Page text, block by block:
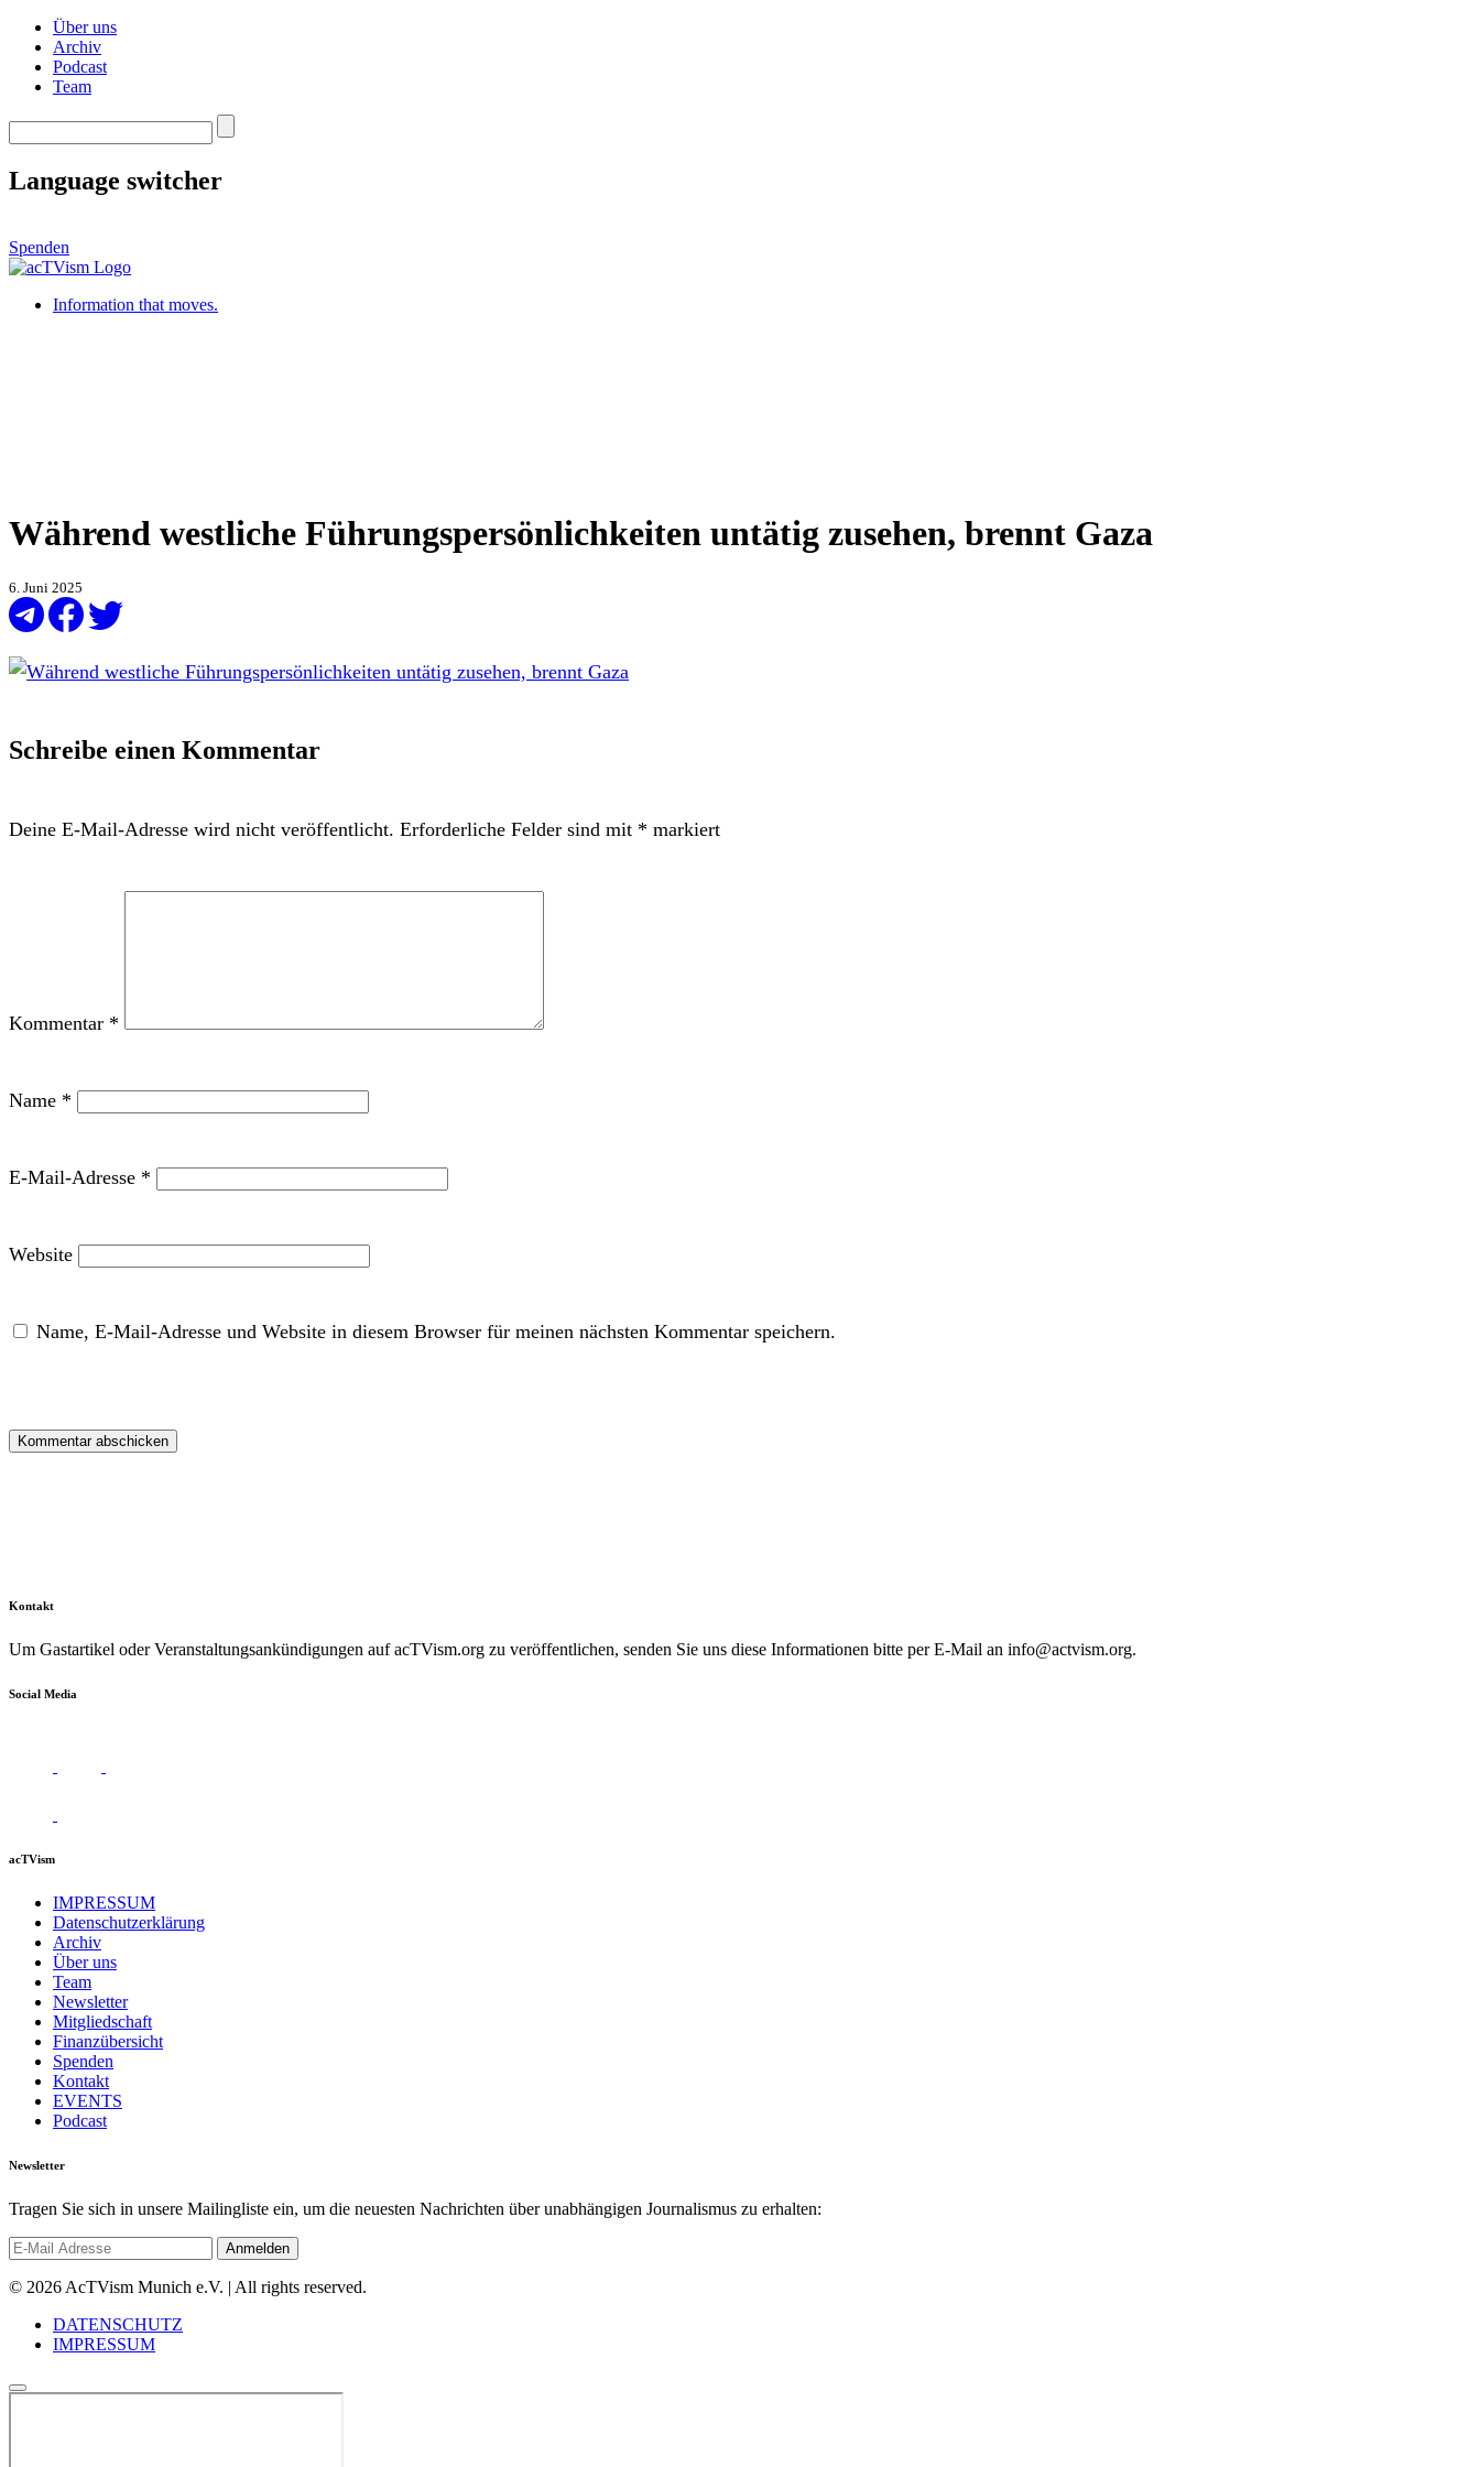
Über uns
Archiv
Podcast
Team
Language switcher
Spenden
Information that moves.
Während westliche Führungspersönlichkeiten untätig zusehen, brennt Gaza
6. Juni 2025
Schreibe einen Kommentar
Deine E-Mail-Adresse wird nicht veröffentlicht. Erforderliche Felder sind mit * markiert
Kommentar *
Name *
E-Mail-Adresse *
Website
Name, E-Mail-Adresse und Website in diesem Browser für meinen nächsten Kommentar speichern.
Kontakt
Um Gastartikel oder Veranstaltungsankündigungen auf acTVism.org zu veröffentlichen, senden Sie uns diese Informationen bitte per E-Mail an info@actvism.org.
Social Media
acTVism
IMPRESSUM
Datenschutzerklärung
Archiv
Über uns
Team
Newsletter
Mitgliedschaft
Finanzübersicht
Spenden
Kontakt
EVENTS
Podcast
Newsletter
Tragen Sie sich in unsere Mailingliste ein, um die neuesten Nachrichten über unabhängigen Journalismus zu erhalten:
© 2026 AcTVism Munich e.V. | All rights reserved.
DATENSCHUTZ
IMPRESSUM